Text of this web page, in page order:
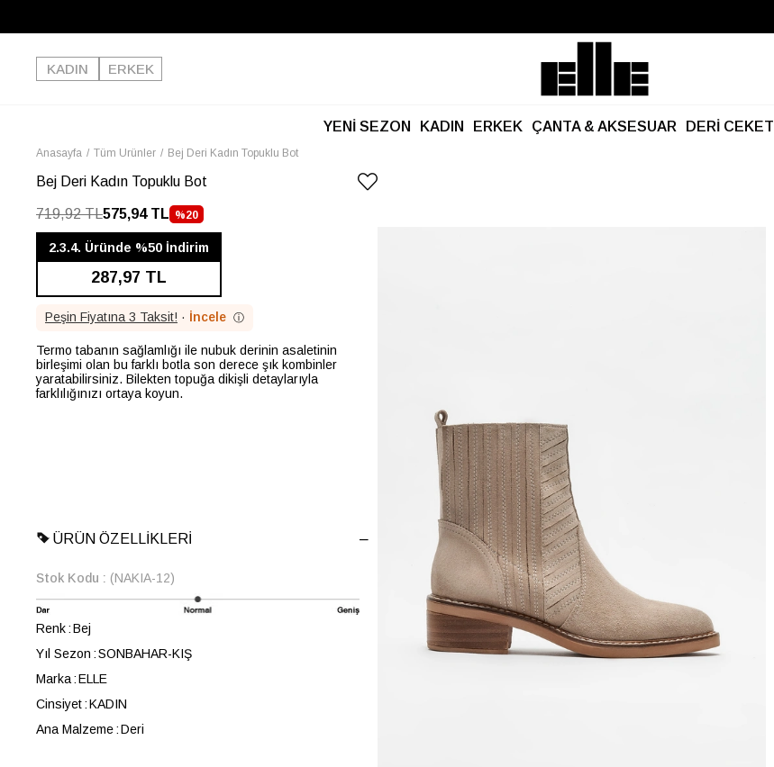
Kargo Ücretsiz!
KADIN
ERKEK
YENİ SEZON KADIN ERKEK ÇANTA & AKSESUAR DERİ CEKET
Anasayfa Tüm Ürünler Bej Deri Kadın Topuklu Bot
Bej Deri Kadın Topuklu Bot
719,92 TL575,94 TL %20
İNDIRIM
2.3.4. Üründe %50 İndirim
287,97 TL
Peşin Fiyatına 3 Taksit! · İncele ⓘ
Termo tabanın sağlamlığı ile nubuk derinin asaletinin
birleşimi olan bu farklı botla son derece şık kombinler
yaratabilirsiniz. Bilekten topuğa dikişli detaylarıyla
farklılığınızı ortaya koyun.
ÜRÜN ÖZELLIKLERI
Stok Kodu (NAKIA-12)
Renk Bej
Yıl Sezon SONBAHAR-KIŞ
Marka ELLE
Cinsiyet KADIN
Ana Malzeme Deri